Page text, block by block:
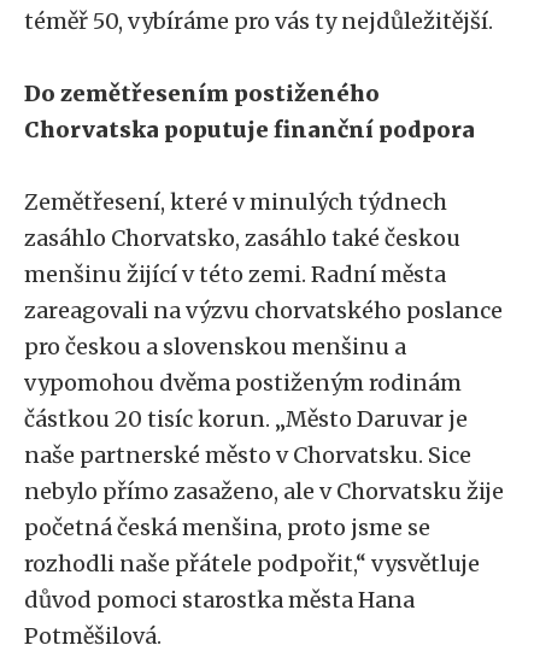
téměř 50, vybíráme pro vás ty nejdůležitější.
Do zemětřesením postiženého
Chorvatska poputuje finanční podpora
Zemětřesení, které v minulých týdnech
zasáhlo Chorvatsko, zasáhlo také českou
menšinu žijící v této zemi. Radní města
zareagovali na výzvu chorvatského poslance
pro českou a slovenskou menšinu a
vypomohou dvěma postiženým rodinám
částkou 20 tisíc korun. „Město Daruvar je
naše partnerské město v Chorvatsku. Sice
nebylo přímo zasaženo, ale v Chorvatsku žije
početná česká menšina, proto jsme se
rozhodli naše přátele podpořit,“ vysvětluje
důvod pomoci starostka města Hana
Potměšilová.